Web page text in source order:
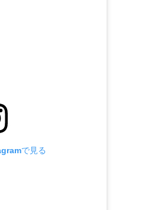
で見る